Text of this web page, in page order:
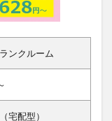
ンクルーム
宅配型）